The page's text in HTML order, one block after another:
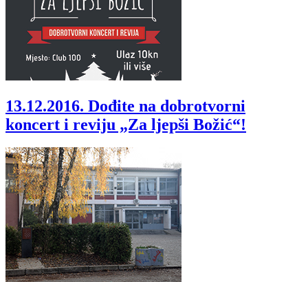
13.12.2016. Dođite na dobrotvorni
koncert i reviju „Za ljepši Božić“!